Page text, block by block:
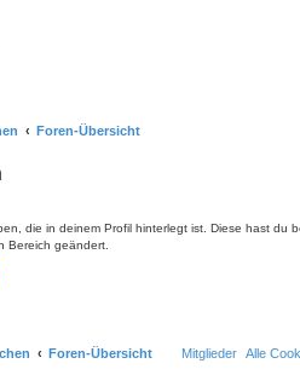
Foren-Übersicht
die in deinem Profil hinterlegt ist. Diese hast du
Bereich geändert.
Foren-Übersicht Alle
Mitglieder